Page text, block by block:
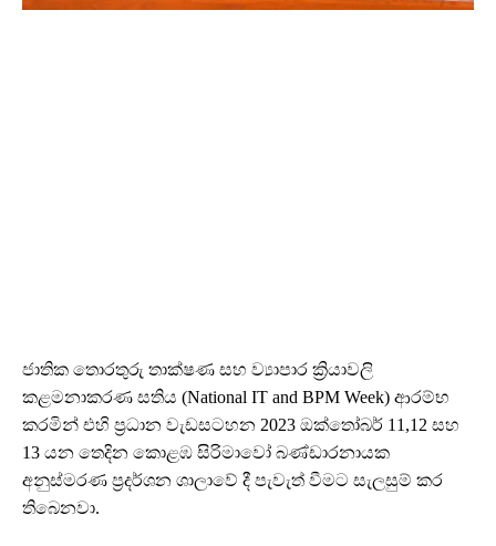
ජාතික තොරතුරු තාක්ෂණ සහ ව්‍යාපාර ක්‍රියාවලි
කළමනාකරණ සතිය (National IT and BPM Week) ආරම්භ
කරමින් එහි ප්‍රධාන වැඩසටහන 2023 ඔක්තෝබර් 11,12 සහ
13 යන තෙදින කොළඹ සිරිමාවෝ බණ්ඩාරනායක
අනුස්මරණ ප්‍රදර්ශන ශාලාවේ දී පැවැත් වීමට සැලසුම් කර
තිබෙනවා.